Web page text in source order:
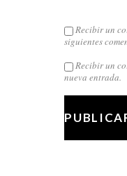
Recibir un
siguientes
Recibir un
nueva entrada.